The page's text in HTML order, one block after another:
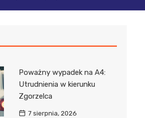
Poważny wypadek na A4:
Utrudnienia w kierunku
Zgorzelca
7 sierpnia, 2026